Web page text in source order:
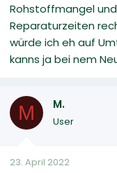
Rohstoffmangel
Reparaturzeiten
würde ich eh auf
kanns ja bei nem
M M.
User
23. April 2022